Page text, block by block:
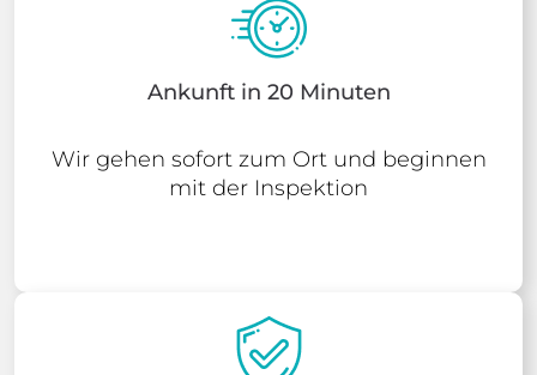
Ankunft in 20 Minuten
Wir gehen sofort zum Ort und beginnen
mit der Inspektion